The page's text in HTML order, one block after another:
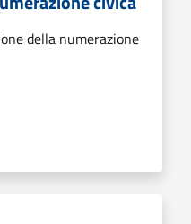
della numerazione